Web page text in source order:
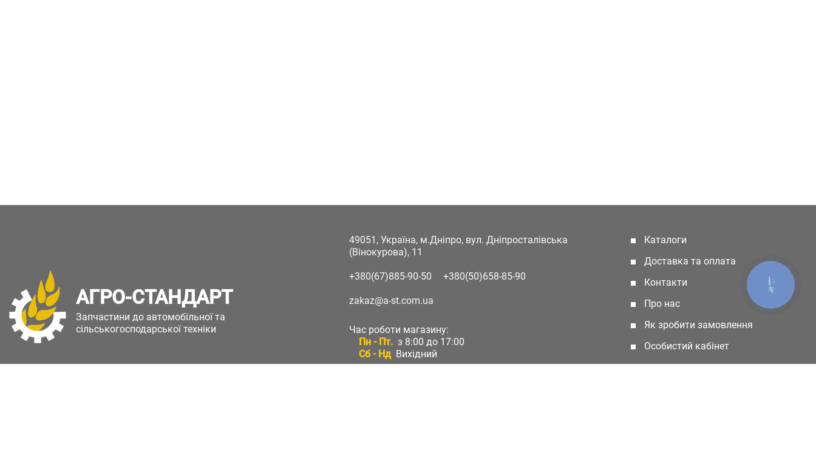
АГРО-СТАНДАРТ
Запчастини до автомобільної та
сільськогосподарської техніки
49051, Україна, м.Дніпро, вул. Дніпросталівська
(Вінокурова), 11
+380(67)885-90-50 +380(50)658-85-90
zakaz@a-st.com.ua
Час роботи магазину:
Пн - Пт. з 8:00 до 17:00
Сб - Нд Вихідний
Каталоги
Доставка та оплата
Контакти
Про нас
Як зробити замовлення
Особистий кабінет
КНОПКА
ЗВ'ЯЗКУ